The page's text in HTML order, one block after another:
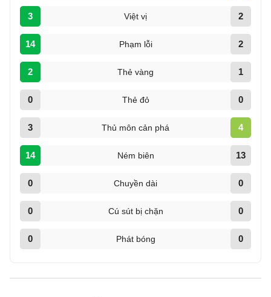
3 Việt vị 2
14 Phạm lỗi 2
2 Thẻ vàng 1
0 Thẻ đỏ 0
3 Thủ môn cản phá 4
14 Ném biên 13
0 Chuyền dài 0
0 Cú sút bị chặn 0
0 Phát bóng 0